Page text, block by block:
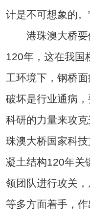
计是不可想象的。
港珠澳大桥要
120年，这在我国
工环境下，钢桥
破坏是行业通病
科研的力量来攻
珠澳大桥国家科
凝土结构120年关
领团队进行攻关
等多方面着手，